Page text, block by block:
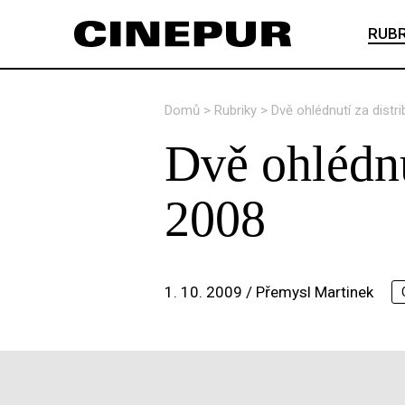
Domů > Rubriky > Dvě ohlédnutí za
Dvě
2008
1. 10. 2009 / Přemysl Martinek